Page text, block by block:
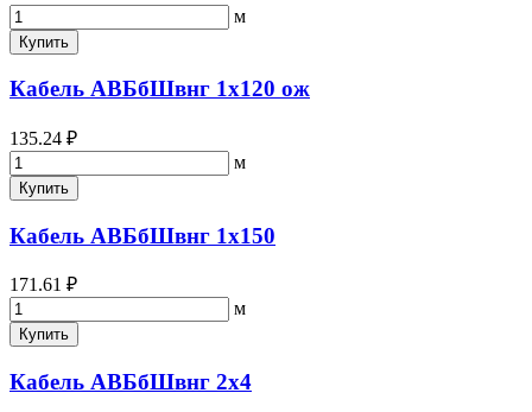
м
Купить
Кабель АВБбШвнг 1х120 ож
135.24 ₽
м
Купить
Кабель АВБбШвнг 1х150
171.61 ₽
м
Купить
Кабель АВБбШвнг 2х4